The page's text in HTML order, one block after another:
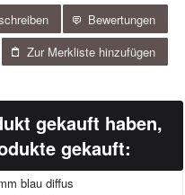
Bewertungen
Zur Merkliste hinzufügen
gekauft haben,
gekauft: